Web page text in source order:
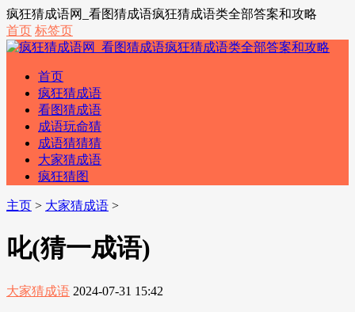
疯狂猜成语网_看图猜成语疯狂猜成语类全部答案和攻略
首页 标签页
首页
疯狂猜成语
看图猜成语
成语玩命猜
成语猜猜猜
大家猜成语
疯狂猜图
主页 > 大家猜成语 >
叱(猜一成语)
大家猜成语 2024-07-31 15:42